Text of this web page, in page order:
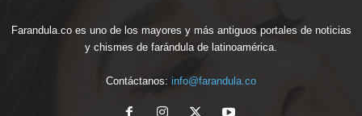
Farandula.co es uno de los mayores y más antiguos portales de noticias
y chismes de farándula de latinoamérica.
Contáctanos: info@farandula.co